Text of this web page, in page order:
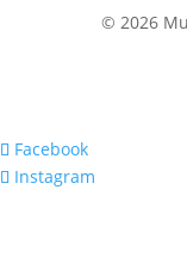
© 2026
Facebook
Instagram